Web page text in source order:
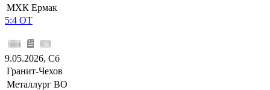
МХК Ермак
5:4 ОТ
9.05.2026, Сб
Гранит-Чехов
Металлург ВО